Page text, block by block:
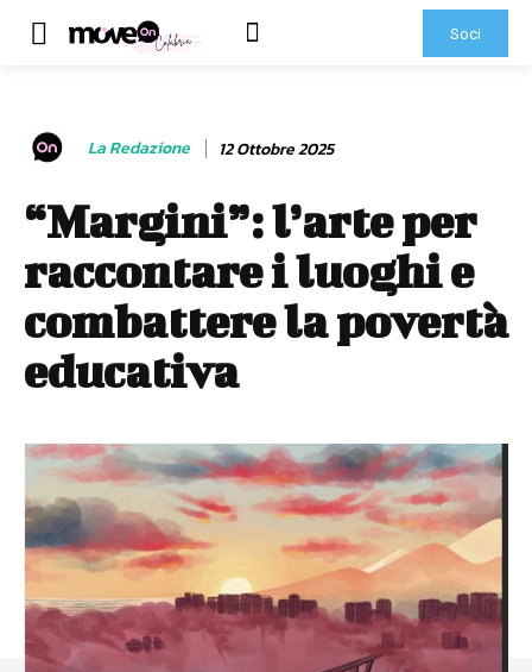
Soci
La Redazione 12 Ottobre 2025
“Margini”: l’arte per
raccontare i luoghi e
combattere la povertà
educativa